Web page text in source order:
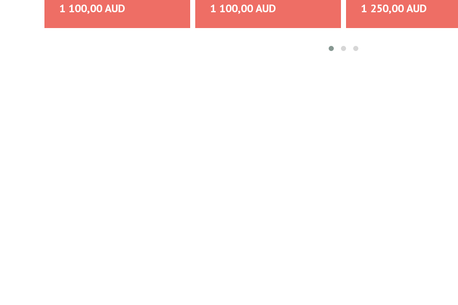
1 100,00 AUD 1 100,00 AUD 1 250,00 AUD